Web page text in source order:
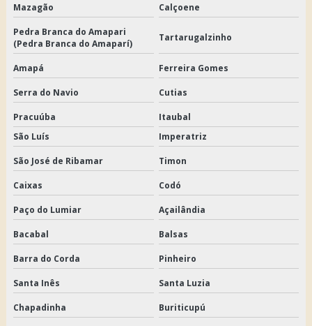
Mazagão Calçoene
Pedra Branca do Amapari
(Pedra Branca do Amaparí)
Tartarugalzinho
Amapá Ferreira Gomes
Serra do Navio Cutias
Pracuúba
Itaubal
São Luís
Imperatriz
São José de Ribamar Timon
Caixas Codó
Paço do Lumiar Açailândia
Bacabal Balsas
Barra do Corda Pinheiro
Santa Inês Santa Luzia
Chapadinha Buriticupú